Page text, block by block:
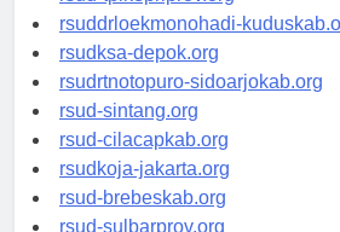
rsud-tpikepriprov.org
rsuddrloekmonohadi-
rsudksa-depok.org
rsudrtnotopuro-sidoarjokab.org
rsud-sintang.org
rsud-cilacapkab.org
rsudkoja-jakarta.org
rsud-brebeskab.org